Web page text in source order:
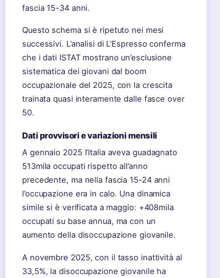
fascia 15-34 anni.
Questo schema si è ripetuto nei mesi
successivi. L’analisi di L’Espresso conferma
che i dati ISTAT mostrano un’esclusione
sistematica dei giovani dal boom
occupazionale del 2025, con la crescita
trainata quasi interamente dalle fasce over
50.
Dati provvisori e variazioni mensili
A gennaio 2025 l’Italia aveva guadagnato
513mila occupati rispetto all’anno
precedente, ma nella fascia 15-24 anni
l’occupazione era in calo. Una dinamica
simile si è verificata a maggio: +408mila
occupati su base annua, ma con un
aumento della disoccupazione giovanile.
A novembre 2025, con il tasso inattività al
33,5%, la disoccupazione giovanile ha